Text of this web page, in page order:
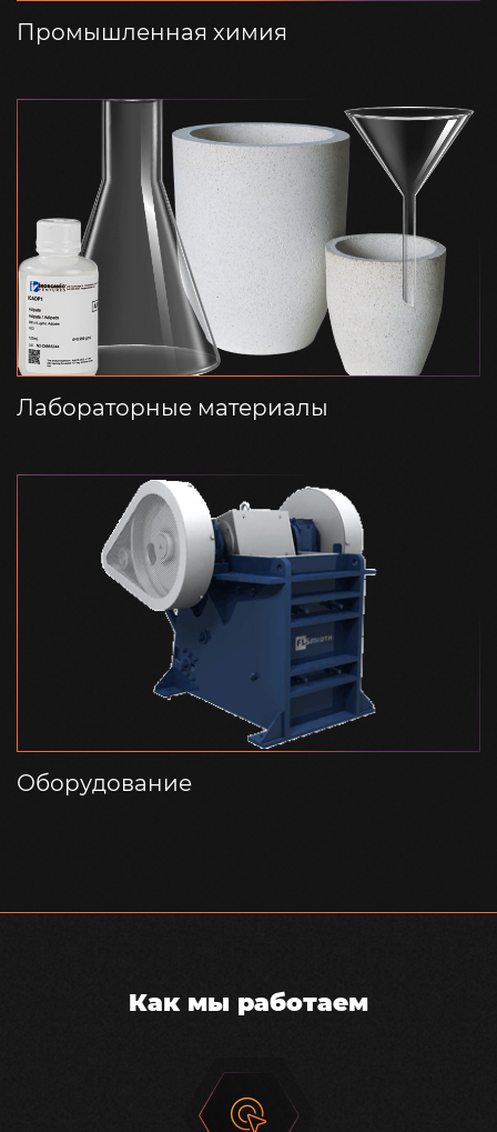
Промышленная химия
Лабораторные материалы
Оборудование
Как мы работаем